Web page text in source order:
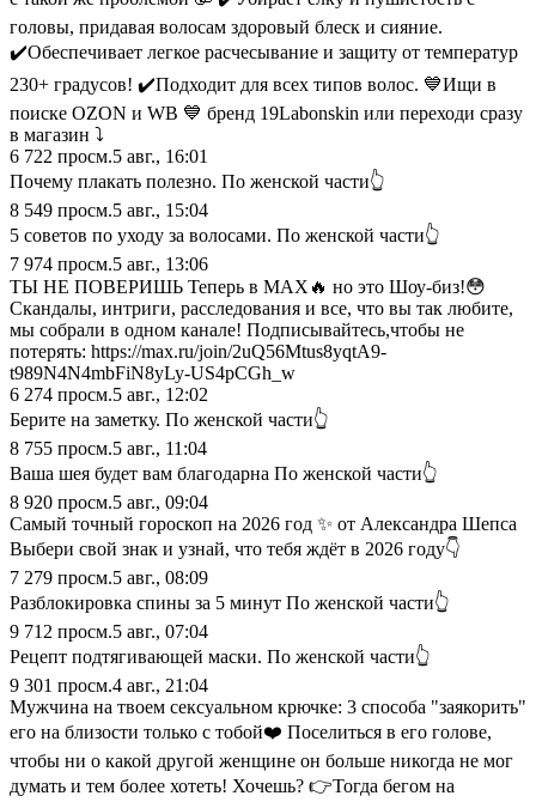
головы, придавая волосам здоровый блеск и сияние.
✔️Обеспечивает легкое расчесывание и защиту от температур
230+ градусов! ✔️Подходит для всех типов волос. 💙Ищи в
поиске OZON и WB 💙 бренд 19Labonskin или переходи сразу
в магазин ⤵️
6 722 просм.5 авг., 16:01
Почему плакать полезно. По женской части👆
8 549 просм.5 авг., 15:04
5 советов по уходу за волосами. По женской части👆
7 974 просм.5 авг., 13:06
ТЫ НЕ ПОВЕРИШЬ Теперь в MAX🔥 но это Шоу-биз!😳
Скандалы, интриги, расследования и все, что вы так любите,
мы собрали в одном канале! Подписывайтесь,чтобы не
потерять: https://max.ru/join/2uQ56Mtus8yqtA9-
t989N4N4mbFiN8yLy-US4pCGh_w
6 274 просм.5 авг., 12:02
Берите на заметку. По женской части👆
8 755 просм.5 авг., 11:04
Ваша шея будет вам благодарна По женской части👆
8 920 просм.5 авг., 09:04
Самый точный гороскоп на 2026 год ✨ от Александра Шепса
Выбери свой знак и узнай, что тебя ждёт в 2026 году👇
7 279 просм.5 авг., 08:09
Разблокировка спины за 5 минут По женской части👆
9 712 просм.5 авг., 07:04
Рецепт подтягивающей маски. По женской части👆
9 301 просм.4 авг., 21:04
Мужчина на твоем сексуальном крючке: 3 способа "заякорить"
его на близости только с тобой❤️ Поселиться в его голове,
чтобы ни о какой другой женщине он больше никогда не мог
думать и тем более хотеть! Хочешь? 👉Тогда бегом на